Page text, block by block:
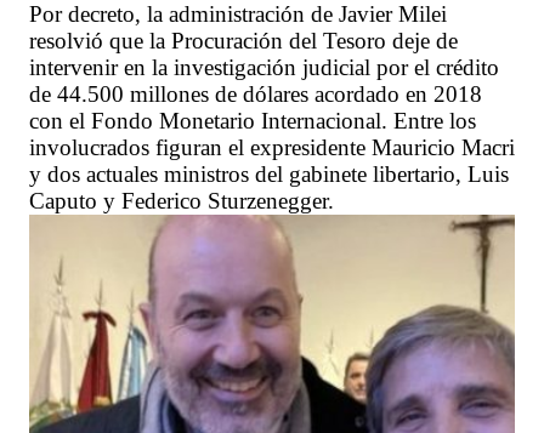
Por decreto, la administración de Javier Milei
resolvió que la Procuración del Tesoro deje de
intervenir en la investigación judicial por el crédito
de 44.500 millones de dólares acordado en 2018
con el Fondo Monetario Internacional. Entre los
involucrados figuran el expresidente Mauricio Macri
y dos actuales ministros del gabinete libertario, Luis
Caputo y Federico Sturzenegger.